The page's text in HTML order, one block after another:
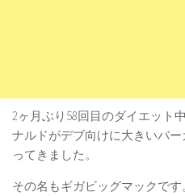
2ヶ月ぶり58回目のダイエット
ナルドがデブ向けに大きいバ
ってきました。
その名もギガビッグマックです